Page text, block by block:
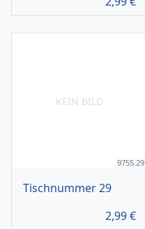
KEIN BILD
9755.29
Tischnummer 29
2,99€